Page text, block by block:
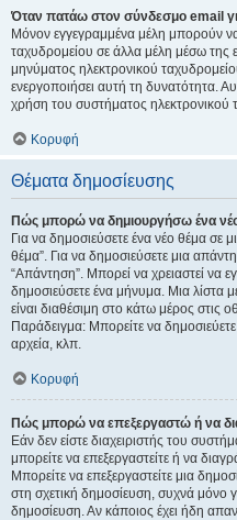
Όταν πατάω στον σύνδεσμο email
Μόνον εγγεγραμμένα μέλη μπορούν
ταχυδρομείου σε άλλα μέλη μέσω
μηνύματος ηλεκτρονικού
ενεργοποιήσει αυτή τη δυνατότητα.
χρήση του συστήματος
Κορυφή
Θέματα δημοσίευσης
Πώς μπορώ να δημιουργήσω ένα
Για να δημοσιεύσετε ένα νέο θέμα σε
θέμα”. Για να δημοσιεύσετε μια
“Απάντηση”. Μπορεί να χρειαστεί να
δημοσιεύσετε ένα μήνυμα. Μια λίστα
είναι διαθέσιμη στο κάτω μέρος στις
Παράδειγμα: Μπορείτε να
αρχεία, κλπ.
Κορυφή
Πώς μπορώ να επεξεργαστώ ή να
Εάν δεν είστε διαχειριστής του
μπορείτε να επεξεργαστείτε ή να
Μπορείτε να επεξεργαστείτε μια
στη σχετική δημοσίευση, συχνά μόνο
δημοσίευση. Αν κάποιος έχει ήδη